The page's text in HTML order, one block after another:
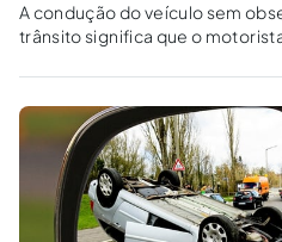
A condução do veículo sem
trânsito significa que o